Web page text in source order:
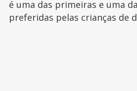
é uma das primeiras e uma
preferidas pelas crianças de